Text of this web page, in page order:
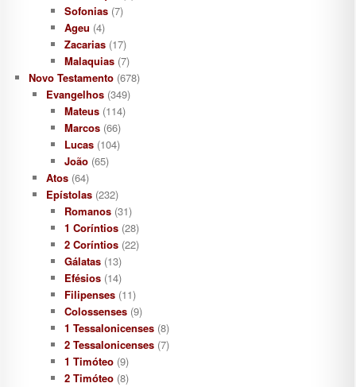
Sofonias(7)
Ageu (4)
Zacarias(17)
Malaquias(7)
Novo Testamento(678)
Evangelhos (349)
Mateus(114)
Marcos(66)
Lucas(104)
João(65)
Atos (64)
Epístolas (232)
Romanos(31)
1 Coríntios(28)
2 Coríntios(22)
Gálatas(13)
Efésios(14)
Filipenses(11)
Colossenses(9)
1 Tessalonicenses(8)
2 Tessalonicenses(7)
1 Timóteo(9)
2 Timóteo(8)